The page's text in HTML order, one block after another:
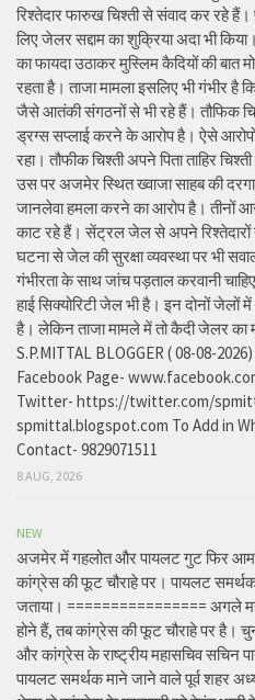
रिश्तेदार फारुख चिश्ती से संवाद कर रहे
लिए जेलर सद्दाम का शुक्रिया अदा भी
का फायदा उठाकर मुस्लिम कैदियों की बात
रहता है। ताजा मामला इसलिए भी गंभीर है
जैसे आतंकी संगठनों से भी रहे हैं। तौफिक
ड्रग्स सप्लाई करने के आरोप है। ऐसे
रहा। तौफीक चिश्ती अपने पिता ताहिर
उस पर अजमेर स्थित ख्वाजा साहब की
जानलेवा हमला करने का आरोप है। तीनों
काट रहे हैं। सेंट्रल जेल से अपने रिश्तेदारों
घटना से जेल की सुरक्षा व्यवस्था पर भी
गंभीरता के साथ जांच पड़ताल करवानी
हाई सिक्योरिटी जेल भी है। इन दोनों जेलों
है। लेकिन ताजा मामले में तो कैदी जेलर का
S.P.MITTAL BLOGGER ( 08-08-
Facebook Page-
Twitter- https://twitter.com/
spmittal.blogspot.com To Add in
Contact- 9829071511
8 AUG, 2026
NEW
अजमेर में गहलोत और पायलट गुट फिर
कांग्रेस की फूट चौराहे पर। पायलट
जताया। ================ अगले
होने हैं, तब कांग्रेस की फूट चौराहे पर है।
और कांग्रेस के राष्ट्रीय महासचिव सचिन
पायलट समर्थक माने जाने वाले पूर्व शहर